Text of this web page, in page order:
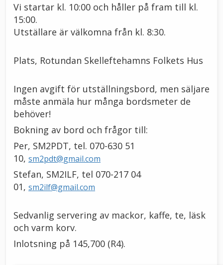
Vi startar kl. 10:00 och håller på fram till kl.
15:00.
Utställare är välkomna från kl. 8:30.
Plats, Rotundan Skelleftehamns Folkets Hus
Ingen avgift för utställningsbord, men säljare
måste anmäla hur många bordsmeter de
behöver!
Bokning av bord och frågor till:
Per, SM2PDT, tel. 070-630 51
10, sm2pdt@gmail.com
Stefan, SM2ILF, tel 070-217 04
01, sm2ilf@gmail.com
Sedvanlig servering av mackor, kaffe, te, läsk
och varm korv.
Inlotsning på 145,700 (R4).